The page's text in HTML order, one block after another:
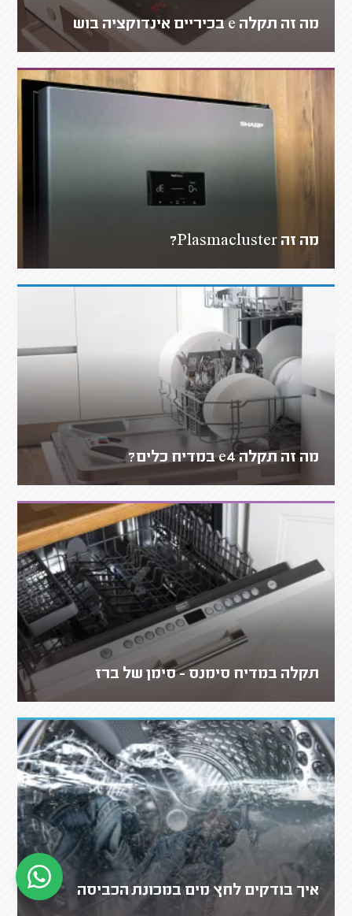
מה זה תקלה e בכיריים אינדוקציה בוש
מה זה Plasmacluster?
מה זה תקלה e4 במדיח כלים?
תקלה במדיח סימנס - סימן של ברז
איך בודקים לחץ מים במכונת הכביסה